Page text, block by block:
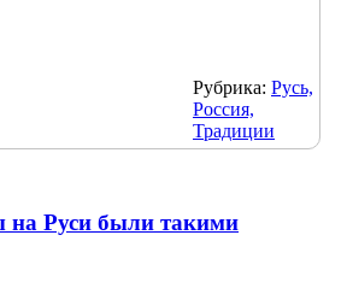
Рубрика: Русь,
Россия,
Традиции
Руси были такими